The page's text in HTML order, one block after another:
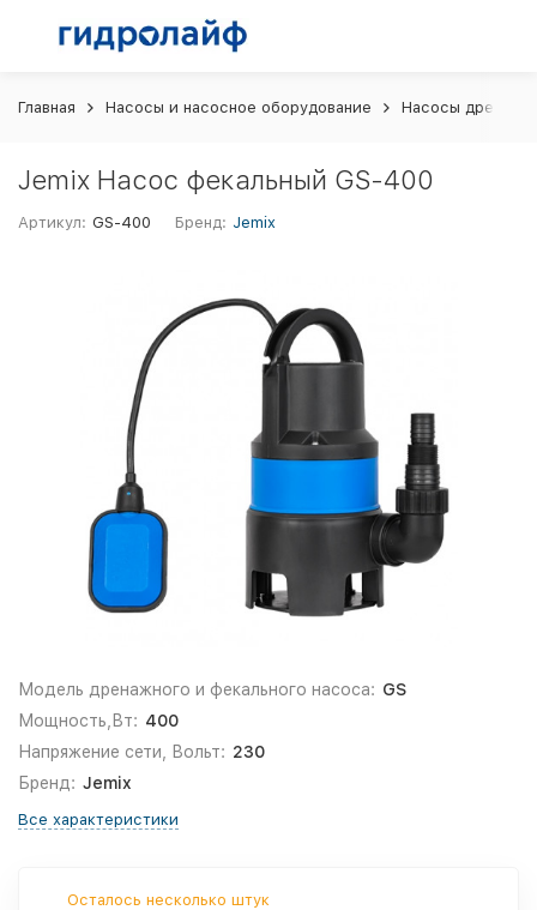
Главная Насосы и насосное оборудование Насосы
Jemix Насос фекальный GS-400
Артикул: GS-400 Бренд: Jemix
Модель дренажного и фекального насоса: GS
Мощность,Вт: 400
Напряжение сети, Вольт: 230
Бренд: Jemix
Все характеристики
Осталось несколько штук